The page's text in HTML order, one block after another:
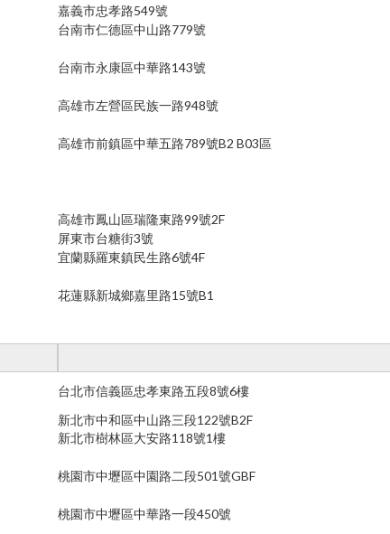
嘉義市忠孝路549號
台南市仁德區中山路779號
台南市永康區中華路143號
高雄市左營區民族一路948號
高雄市前鎮區中華五路789號B2 B03區
高雄市鳳山區瑞隆東路99號2F
屏東市台糖街3號
宜蘭縣羅東鎮民生路6號4F
花蓮縣新城鄉嘉里路15號B1
台北市信義區忠孝東路五段8號6樓
新北市中和區中山路三段122號B2F
新北市樹林區大安路118號1樓
桃園市中壢區中園路二段501號GBF
桃園市中壢區中華路一段450號